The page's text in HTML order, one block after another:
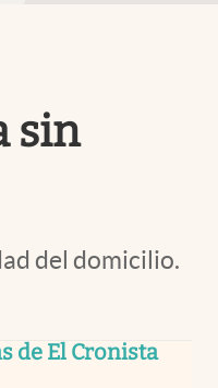
sin
del domicilio.
de El Cronista